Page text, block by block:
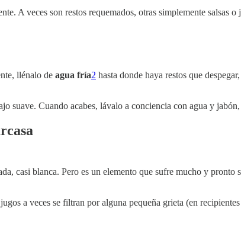
A veces son restos requemados, otras simplemente salsas o
llénalo de agua fría2 hasta donde haya restos que
suave. Cuando acabes, lávalo a conciencia con agua y
casi blanca. Pero es un elemento que sufre mucho y
a veces se filtran por alguna pequeña grieta (en